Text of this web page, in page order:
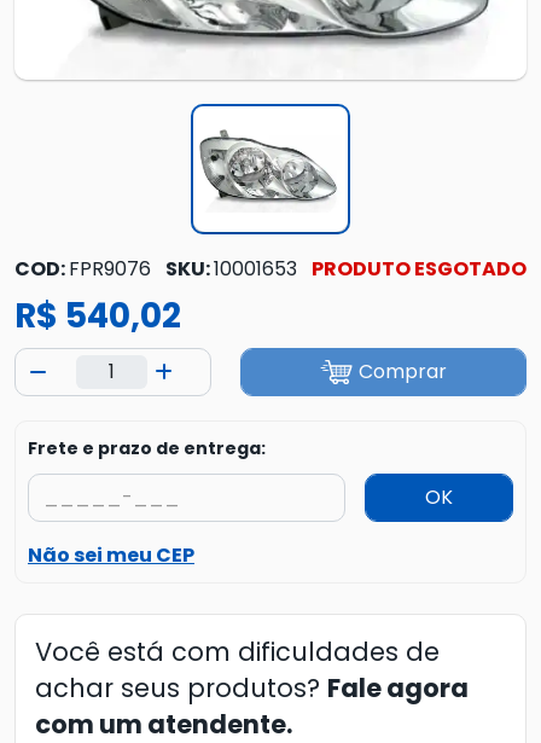
COD:FPR9076 SKU:10001653 PRODUTO ESGOTADO
R$ 540,02
Comprar
Frete e prazo de entrega:
OK
Não sei meu CEP
Você está com dificuldades de
achar seus produtos? Fale agora
com um atendente.